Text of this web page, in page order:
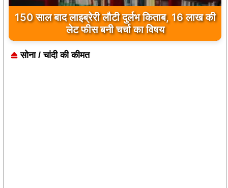
150 साल बाद लाइब्रेरी लौटी दुर्लभ किताब, 16 लाख की
लेट फीस बनी चर्चा का विषय
सोना / चांदी की कीमत